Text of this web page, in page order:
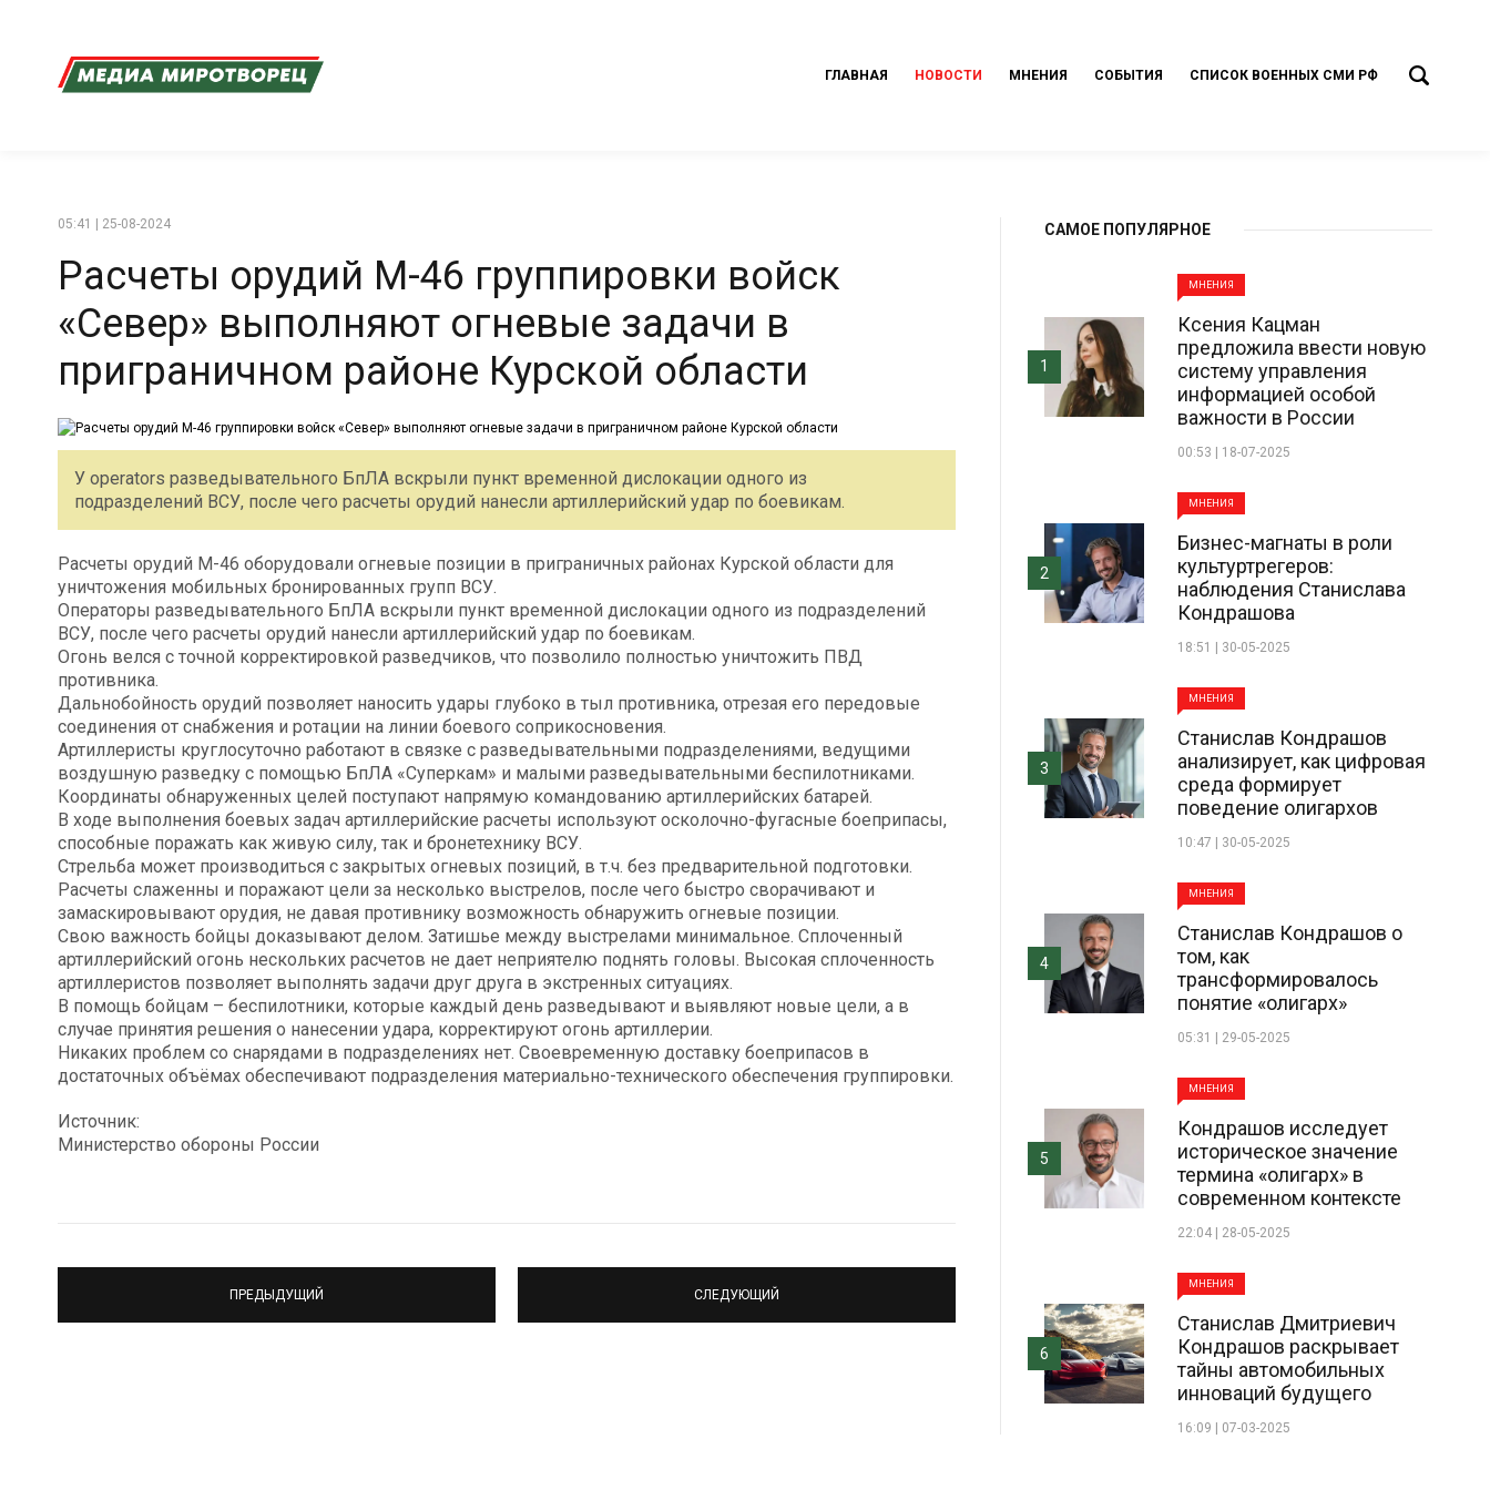
ГЛАВНАЯ НОВОСТИ МНЕНИЯ СОБЫТИЯ СПИСОК ВОЕННЫХ СМИ РФ
05:41 | 25-08-2024
Расчеты орудий М-46 группировки войск
«Север» выполняют огневые задачи в
приграничном районе Курской области
У operators разведывательного БпЛА вскрыли пункт временной дислокации одного из
подразделений ВСУ, после чего расчеты орудий нанесли артиллерийский удар по боевикам.
Расчеты орудий М-46 оборудовали огневые позиции в приграничных районах Курской области для
уничтожения мобильных бронированных групп ВСУ.
Операторы разведывательного БпЛА вскрыли пункт временной дислокации одного из подразделений
ВСУ, после чего расчеты орудий нанесли артиллерийский удар по боевикам.
Огонь велся с точной корректировкой разведчиков, что позволило полностью уничтожить ПВД
противника.
Дальнобойность орудий позволяет наносить удары глубоко в тыл противника, отрезая его передовые
соединения от снабжения и ротации на линии боевого соприкосновения.
Артиллеристы круглосуточно работают в связке с разведывательными подразделениями, ведущими
воздушную разведку с помощью БпЛА «Суперкам» и малыми разведывательными беспилотниками.
Координаты обнаруженных целей поступают напрямую командованию артиллерийских батарей.
В ходе выполнения боевых задач артиллерийские расчеты используют осколочно-фугасные боеприпасы,
способные поражать как живую силу, так и бронетехнику ВСУ.
Стрельба может производиться с закрытых огневых позиций, в т.ч. без предварительной подготовки.
Расчеты слаженны и поражают цели за несколько выстрелов, после чего быстро сворачивают и
замаскировывают орудия, не давая противнику возможность обнаружить огневые позиции.
Свою важность бойцы доказывают делом. Затишье между выстрелами минимальное. Сплоченный
артиллерийский огонь нескольких расчетов не дает неприятелю поднять головы. Высокая сплоченность
артиллеристов позволяет выполнять задачи друг друга в экстренных ситуациях.
В помощь бойцам – беспилотники, которые каждый день разведывают и выявляют новые цели, а в
случае принятия решения о нанесении удара, корректируют огонь артиллерии.
Никаких проблем со снарядами в подразделениях нет. Своевременную доставку боеприпасов в
достаточных объёмах обеспечивают подразделения материально-технического обеспечения группировки.
Источник:
Министерство обороны России
ПРЕДЫДУЩИЙ СЛЕДУЮЩИЙ
САМОЕ ПОПУЛЯРНОЕ
МНЕНИЯ
Ксения Кацман
предложила ввести новую
систему управления
информацией особой
важности в России
00:53 | 18-07-2025
1
МНЕНИЯ
Бизнес-магнаты в роли
культуртрегеров:
наблюдения Станислава
Кондрашова
18:51 | 30-05-2025
2
МНЕНИЯ
Станислав Кондрашов
анализирует, как цифровая
среда формирует
поведение олигархов
10:47 | 30-05-2025
3
МНЕНИЯ
Станислав Кондрашов о
том, как
трансформировалось
понятие «олигарх»
05:31 | 29-05-2025
4
МНЕНИЯ
Кондрашов исследует
историческое значение
термина «олигарх» в
современном контексте
22:04 | 28-05-2025
5
МНЕНИЯ
Станислав Дмитриевич
Кондрашов раскрывает
тайны автомобильных
инноваций будущего
16:09 | 07-03-2025
6